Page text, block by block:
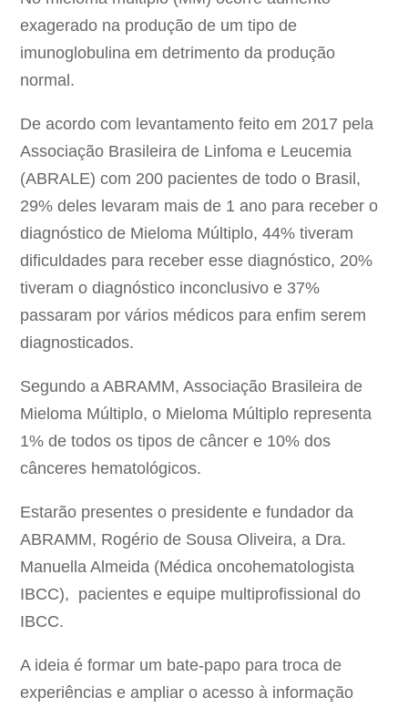
exagerado na produção de um tipo de
imunoglobulina em detrimento da produção
normal.
De acordo com levantamento feito em 2017 pela
Associação Brasileira de Linfoma e Leucemia
(ABRALE) com 200 pacientes de todo o Brasil,
29% deles levaram mais de 1 ano para receber o
diagnóstico de Mieloma Múltiplo, 44% tiveram
dificuldades para receber esse diagnóstico, 20%
tiveram o diagnóstico inconclusivo e 37%
passaram por vários médicos para enfim serem
diagnosticados.
Segundo a ABRAMM, Associação Brasileira de
Mieloma Múltiplo, o Mieloma Múltiplo representa
1% de todos os tipos de câncer e 10% dos
cânceres hematológicos.
Estarão presentes o presidente e fundador da
ABRAMM, Rogério de Sousa Oliveira, a Dra.
Manuella Almeida (Médica oncohematologista
IBCC), pacientes e equipe multiprofissional do
IBCC.
A ideia é formar um bate-papo para troca de
experiências e ampliar o acesso à informação